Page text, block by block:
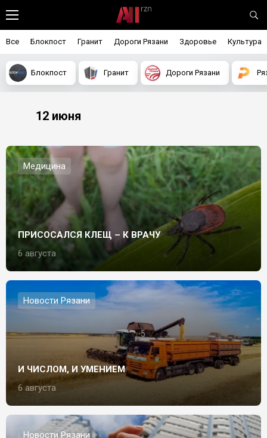
Все Блокпост Гранит Дороги Рязани Здоровье Культура
Блокпост Гранит Дороги Рязани
12 июня
Медицина
ПРИСОСАЛСЯ КЛЕЩ – К ВРАЧУ
6 августа
Новости Рязани
И ЧИСЛОМ, И УМЕНИЕМ
6 августа
Новости Рязани